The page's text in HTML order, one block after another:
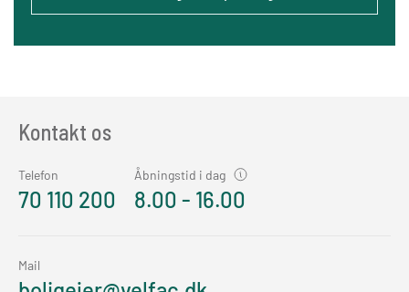
Kontakt os
Telefon
70 110 200
Åbningstid i dag
8.00 - 16.00
Mail